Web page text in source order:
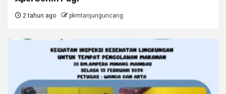
2 tahun ago pkmtanjunguncang